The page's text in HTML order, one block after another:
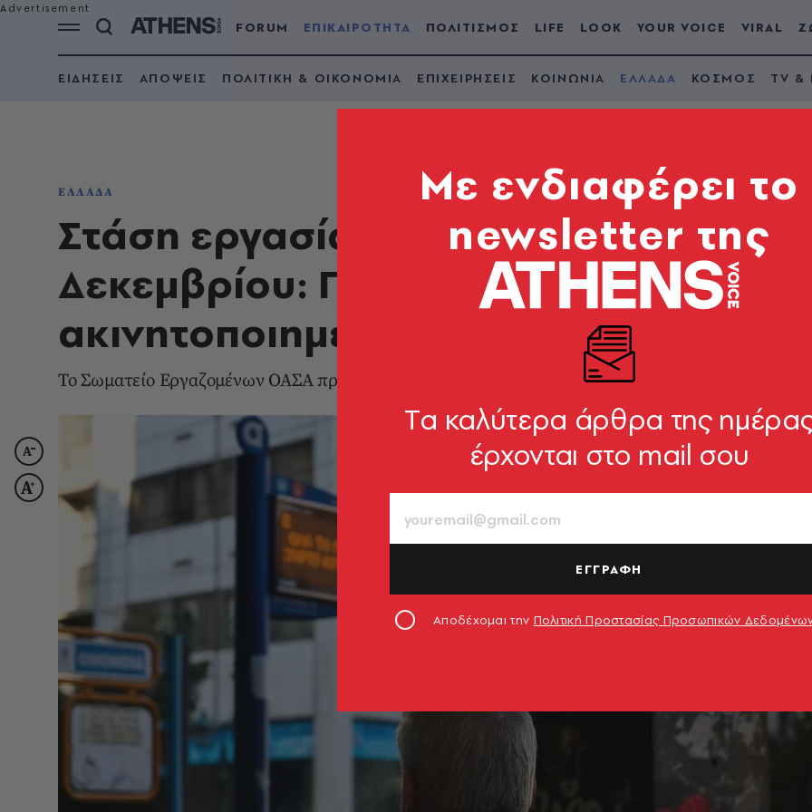
FORUM ΕΠΙΚΑΙΡΟΤΗΤΑ ΠΟΛΙΤΙΣΜΟΣ LIFE LOOK YOUR VOICE VIRAL
ΕΙΔΗΣΕΙΣ ΑΠΟΨΕΙΣ ΠΟΛΙΤΙΚΗ & ΟΙΚΟΝΟΜΙΑ ΕΠΙΧΕΙΡΗΣΕΙΣ ΚΟΙΝΩΝΙΑ ΕΛΛΑΔΑ ΚΟΣΜΟΣ TV &
ΕΛΛΑΔΑ
Στάση εργασίας στα λεωφορεία στις
Δεκεμβρίου: Ποιες ώρες θα μείνουν
ακινητοποιημένα
Το Σωματείο Εργαζομένων ΟΑΣΑ προκήρυξε κινητοποίηση - Δείτε ποιες γραμμές εξαιρούνται
Mε ενδιαφέρει το
newsletter της
Tα καλύτερα άρθρα της
έρχονται στο mail σου
ΕΓΓΡΑΦΗ
Αποδέχομαι την Πολιτική Προστασίας Προσωπικών